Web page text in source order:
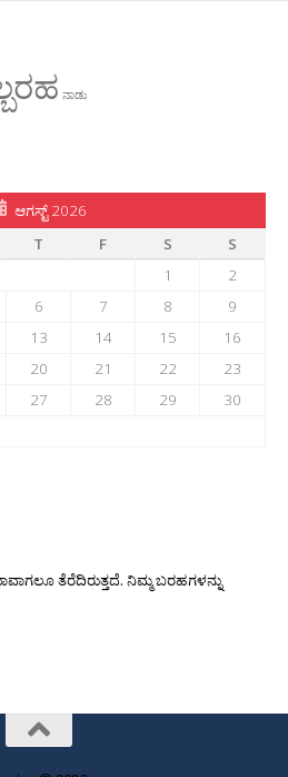
ನಾಡು
ಆಗಸ್ಟ್ 2026
T F S
S
1
2
6 7 8
9
13 14 15
16
20 21 22
23
27 28 29
30
ತೆರೆದಿರುತ್ತದೆ. ನಿಮ್ಮ ಬರಹಗಳನ್ನು